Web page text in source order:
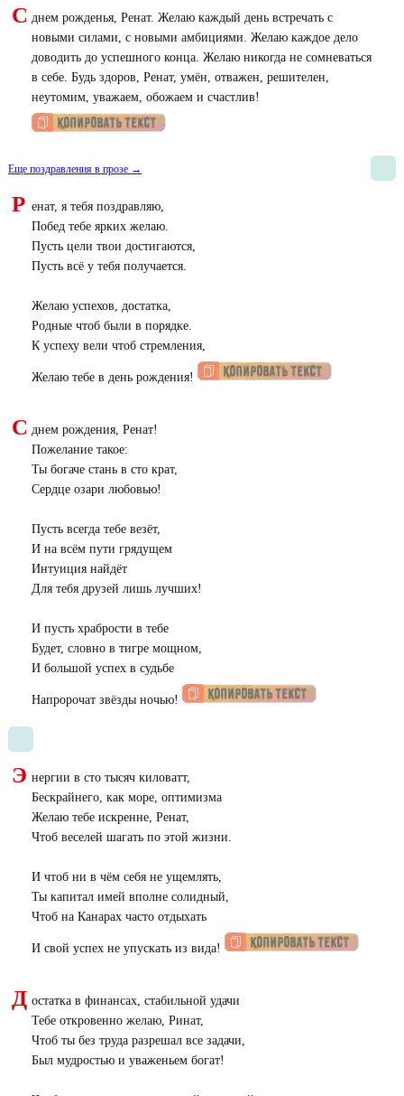
С днем рожденья, Ренат. Желаю каждый день встречать с
новыми силами, с новыми амбициями. Желаю каждое дело
доводить до успешного конца. Желаю никогда не сомневаться
в себе. Будь здоров, Ренат, умён, отважен, решителен,
неутомим, уважаем, обожаем и счастлив!
Еще поздравления в прозе →
Р енат, я тебя поздравляю,
Побед тебе ярких желаю.
Пусть цели твои достигаются,
Пусть всё у тебя получается.
Желаю успехов, достатка,
Родные чтоб были в порядке.
К успеху вели чтоб стремления,
Желаю тебе в день рождения!
С днем рождения, Ренат!
Пожелание такое:
Ты богаче стань в сто крат,
Сердце озари любовью!
Пусть всегда тебе везёт,
И на всём пути грядущем
Интуиция найдёт
Для тебя друзей лишь лучших!
И пусть храбрости в тебе
Будет, словно в тигре мощном,
И большой успех в судьбе
Напророчат звёзды ночью!
Э нергии в сто тысяч киловатт,
Бескрайнего, как море, оптимизма
Желаю тебе искренне, Ренат,
Чтоб веселей шагать по этой жизни.
И чтоб ни в чём себя не ущемлять,
Ты капитал имей вполне солидный,
Чтоб на Канарах часто отдыхать
И свой успех не упускать из вида!
Д остатка в финансах, стабильной удачи
Тебе откровенно желаю, Ринат,
Чтоб ты без труда разрешал все задачи,
Был мудростью и уваженьем богат!